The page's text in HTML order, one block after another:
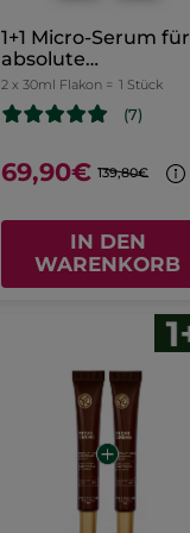
1+1 Micro-Serum für
absolute
Ausstrahlung
2 x 30ml Flakon = 1 Stück
(7)
69,90€ 139,80€
IN DEN
WARENKORB